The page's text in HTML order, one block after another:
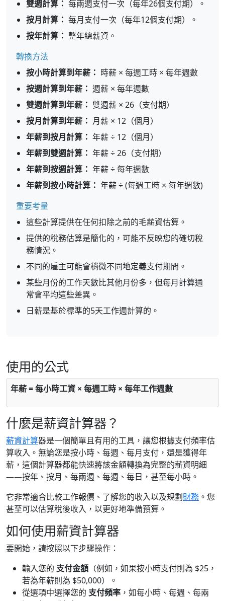
雙週計算： 每兩週支付一次（每年26個支付期）。
按月計算： 每月支付一次（每年12個支付期）。
按年計算： 整年總薪資。
轉換方法
按小時計算到年薪： 時薪 × 每週工時 × 每年週數
按週計算到年薪： 週薪 × 每年週數
雙週計算到年薪： 雙週薪 × 26（支付期）
按月計算到年薪： 月薪 × 12（個月）
年薪到按月計算： 年薪 ÷ 12（個月）
年薪到雙週計算： 年薪 ÷ 26（支付期）
年薪到按週計算： 年薪 ÷ 每年週數
年薪到按小時計算： 年薪 ÷ (每週工時 × 每年週數)
重要考量
這些計算提供在任何扣除之前的毛薪資估算。
提供的稅務估算是簡化的，可能不反映您的確切稅
務情況。
不同的雇主可能會稍微不同地定義支付期間。
某些月份的工作天數比其他月份多，但每月計算通
常會平均這些差異。
日薪是基於標準的5天工作週計算的。
使用的公式
年薪 = 每小時工資 × 每週工時 × 每年工作週數
什麼是薪資計算器？
薪資計算器是一個簡單且有用的工具，讓您根據支付頻率估
算收入。無論您是按小時、每週、每月支付，還是獲得年
薪，這個計算器都能快速將該金額轉換為完整的薪資明細
——按年、按月、每兩週、每週、每日，甚至每小時。
它非常適合比較工作報價、了解您的收入以及規劃財務 。您
甚至可以估算稅後收入，以更好地準備預算。
如何使用薪資計算器
要開始，請按照以下步驟操作：
輸入您的 支付金額 （例如，如果按小時支付則為 $25，
若為年薪則為 $50,000）。
從選項中選擇您的 支付頻率 ，如每小時、每週、每兩